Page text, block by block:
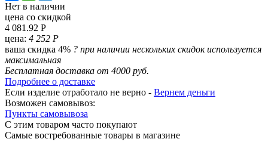
Нет в наличии
цена со скидкой
4 081.92 Р
цена: 4 252 Р
ваша скидка 4% ? при наличии нескольких скидок используется
максимальная
Бесплатная доставка от 4000 руб.
Подробнее о доставке
Если изделие отработало не верно - Вернем деньги
Возможен самовывоз:
Пункты самовывоза
С этим товаром часто покупают
Самые востребованные товары в магазине